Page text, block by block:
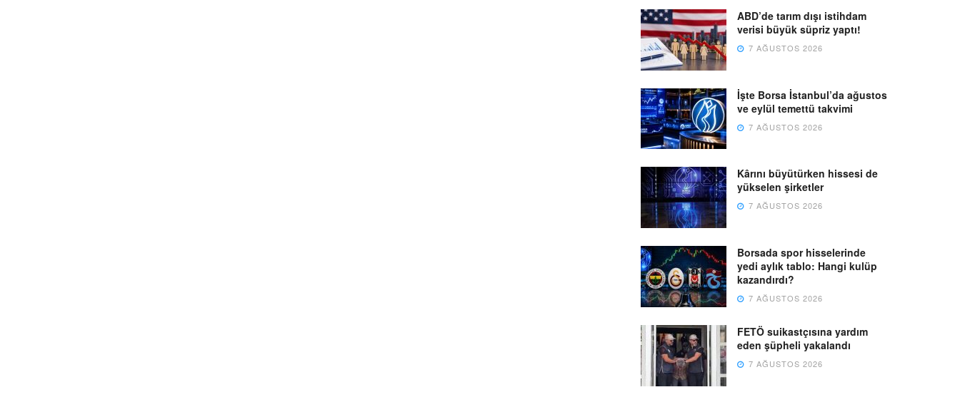
ABD’de tarım dışı istihdam
verisi büyük süpriz yaptı!
7 AĞUSTOS 2026
İşte Borsa İstanbul’da ağustos
ve eylül temettü takvimi
7 AĞUSTOS 2026
Kârını büyütürken hissesi de
yükselen şirketler
7 AĞUSTOS 2026
Borsada spor hisselerinde
yedi aylık tablo: Hangi kulüp
kazandırdı?
7 AĞUSTOS 2026
FETÖ suikastçısına yardım
eden şüpheli yakalandı
7 AĞUSTOS 2026